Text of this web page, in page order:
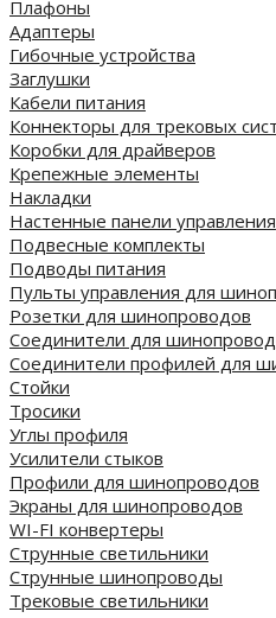
Плафоны
Адаптеры
Гибочные устройства
Заглушки
Кабели питания
Коннекторы для трековых
Коробки для драйверов
Крепежные элементы
Накладки
Настенные панели управления
Подвесные комплекты
Подводы питания
Пульты управления для
Розетки для шинопроводов
Соединители для
Соединители профилей для
Стойки
Тросики
Углы профиля
Усилители стыков
Профили для шинопроводов
Экраны для шинопроводов
WI-FI конвертеры
Струнные светильники
Струнные шинопроводы
Трековые светильники